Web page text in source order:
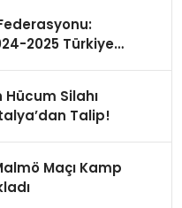
2025 Türkiye
Hücum Silahı
Talip!
Maçı Kamp